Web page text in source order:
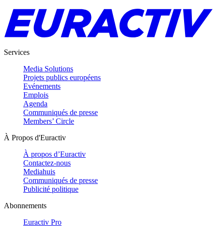
Services
Media Solutions
Projets publics européens
Evénements
Emplois
Agenda
Communiqués de presse
Members’ Circle
À Propos d'Euractiv
À propos d’Euractiv
Contactez-nous
Mediahuis
Communiqués de presse
Publicité politique
Abonnements
Euractiv Pro